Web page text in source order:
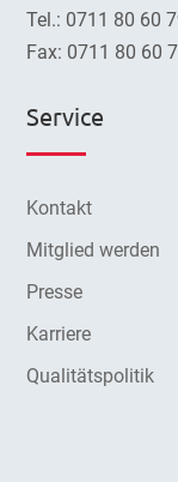
Tel.: 0711 80 60
Fax: 0711 80 60
Service
Kontakt
Mitglied werden
Presse
Karriere
Qualitätspolitik